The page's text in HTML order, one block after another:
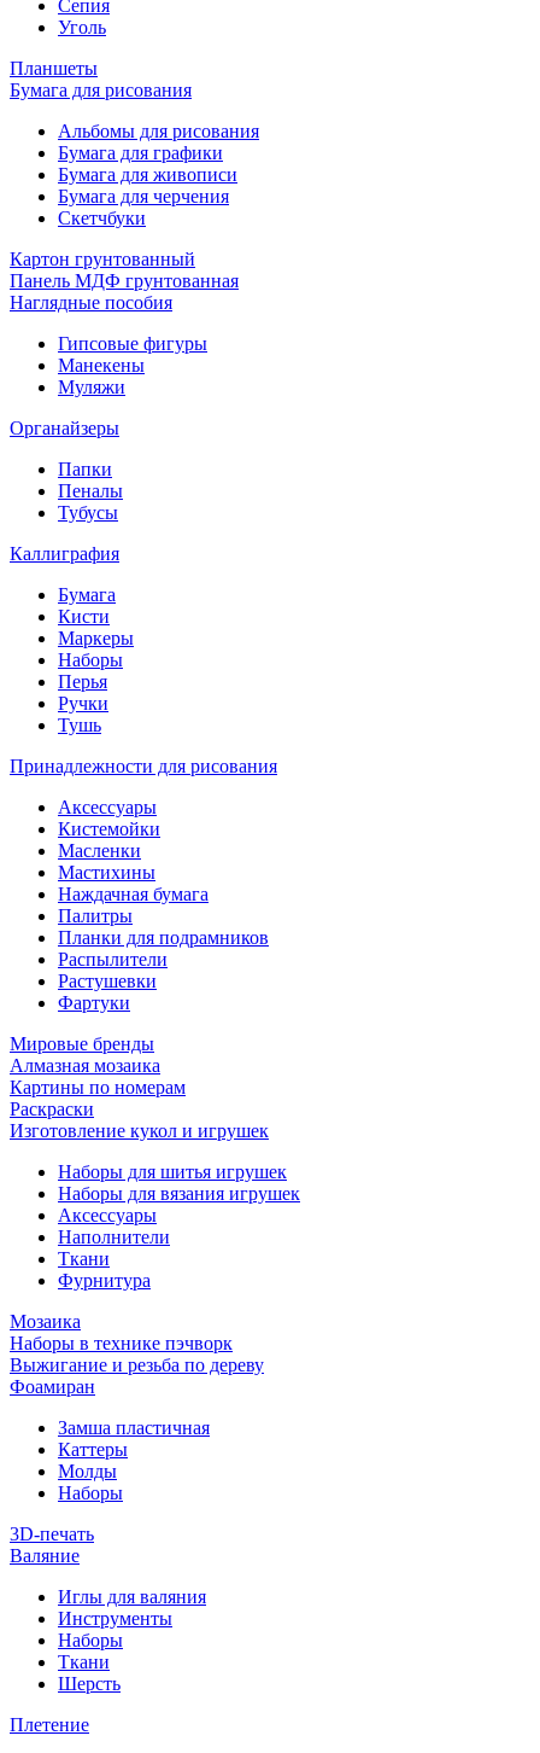
Сепия
Уголь
Планшеты
Бумага для рисования
Альбомы для рисования
Бумага для графики
Бумага для живописи
Бумага для черчения
Скетчбуки
Картон грунтованный
Панель МДФ грунтованная
Наглядные пособия
Гипсовые фигуры
Манекены
Муляжи
Органайзеры
Папки
Пеналы
Тубусы
Каллиграфия
Бумага
Кисти
Маркеры
Наборы
Перья
Ручки
Тушь
Принадлежности для рисования
Аксессуары
Кистемойки
Масленки
Мастихины
Наждачная бумага
Палитры
Планки для подрамников
Распылители
Растушевки
Фартуки
Мировые бренды
Алмазная мозаика
Картины по номерам
Раскраски
Изготовление кукол и игрушек
Наборы для шитья игрушек
Наборы для вязания игрушек
Аксессуары
Наполнители
Ткани
Фурнитура
Мозаика
Наборы в технике пэчворк
Выжигание и резьба по дереву
Фоамиран
Замша пластичная
Каттеры
Молды
Наборы
3D-печать
Валяние
Иглы для валяния
Инструменты
Наборы
Ткани
Шерсть
Плетение